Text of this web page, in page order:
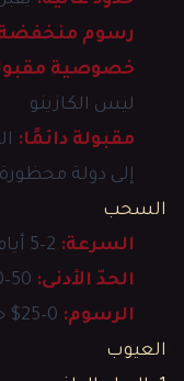
رسوم
خصوصية
ليس الكازينو
مقبولة دائمًا:
إلى دولة
السحب
السرعة:
الحدّ الأدنى:
الرسوم:
العيوب